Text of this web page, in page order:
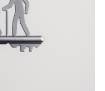
aus einem neuen
Vielzahl von
und Beobachtungen in
spricht Projektleiter
und wichtige
„wie…